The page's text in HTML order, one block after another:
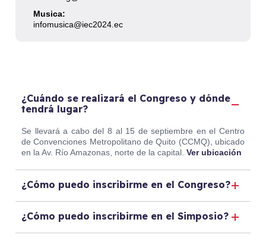
Musica:
infomusica@iec2024.ec
¿Cuándo se realizará el Congreso y dónde
tendrá lugar?
Se llevará a cabo del 8 al 15 de septiembre en el Centro
de Convenciones Metropolitano de Quito (CCMQ), ubicado
en la Av. Río Amazonas, norte de la capital.Ver ubicación
¿Cómo puedo inscribirme en el Congreso?
¿Cómo puedo inscribirme en el Simposio?